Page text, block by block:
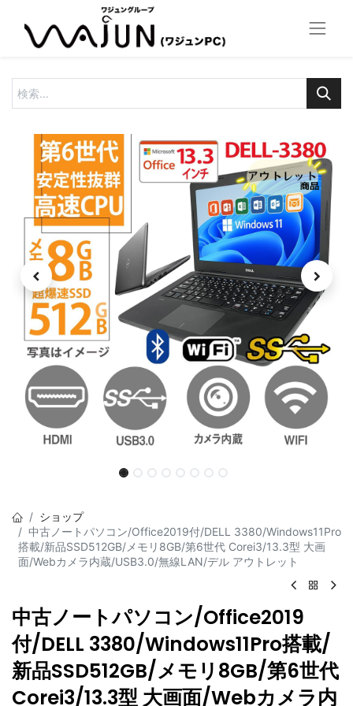
ショップ
中古ノートパソコン/Office2019付/DELL 3380/Windows11Pro
搭載/新品SSD512GB/メモリ8GB/第6世代 Corei3/13.3型 大画
面/Webカメラ内蔵/USB3.0/無線LAN/デル アウトレット
中古ノートパソコン/Office2019
付/DELL 3380/Windows11Pro搭載/
新品SSD512GB/メモリ8GB/第6世代
Corei3/13.3型 大画面/Webカメラ内